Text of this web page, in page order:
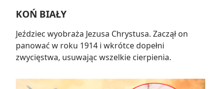
KOŃ BIAŁY
Jeździec wyobraża Jezusa Chrystusa. Zaczął on
panować w roku 1914 i wkrótce dopełni
zwycięstwa, usuwając wszelkie cierpienia.